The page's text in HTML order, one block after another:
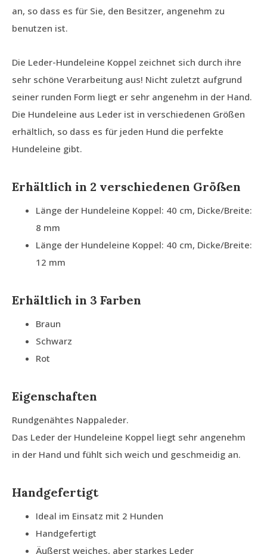
an, so dass es für Sie, den Besitzer, angenehm zu
benutzen ist.
Die Leder-Hundeleine Koppel zeichnet sich durch ihre
sehr schöne Verarbeitung aus! Nicht zuletzt aufgrund
seiner runden Form liegt er sehr angenehm in der Hand.
Die Hundeleine aus Leder ist in verschiedenen Größen
erhältlich, so dass es für jeden Hund die perfekte
Hundeleine gibt.
Erhältlich in 2 verschiedenen Größen
Länge der Hundeleine Koppel: 40 cm, Dicke/Breite:
8 mm
Länge der Hundeleine Koppel: 40 cm, Dicke/Breite:
12 mm
Erhältlich in 3 Farben
Braun
Schwarz
Rot
Eigenschaften
Rundgenähtes Nappaleder.
Das Leder der Hundeleine Koppel liegt sehr angenehm
in der Hand und fühlt sich weich und geschmeidig an.
Handgefertigt
Ideal im Einsatz mit 2 Hunden
Handgefertigt
Äußerst weiches, aber starkes Leder